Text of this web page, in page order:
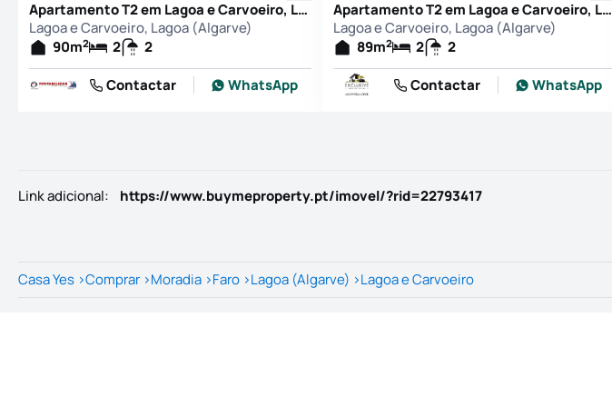
Apartamento T2 em Lagoa e Carvoeiro, Lagoa (Algarve)
Lagoa e Carvoeiro, Lagoa (Algarve)
90m2 2
2
Contactar
WhatsApp
Apartamento T2 em Lagoa e Carvoeiro, Lagoa (Algarve)
Lagoa e Carvoeiro, Lagoa (Algarve)
89m2 2
2
Contactar
WhatsApp
Link adicional: https://www.buymeproperty.pt/imovel/?rid=22793417
Casa Yes >Comprar >Moradia >Faro >Lagoa (Algarve) >Lagoa e Carvoeiro